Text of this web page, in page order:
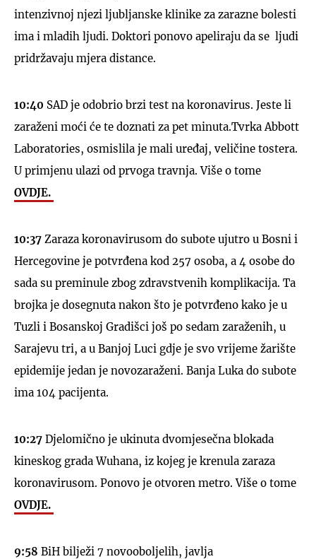
intenzivnoj njezi ljubljanske klinike za zarazne bolesti
ima i mladih ljudi. Doktori ponovo apeliraju da se ljudi
pridržavaju mjera distance.
10:40 SAD je odobrio brzi test na koronavirus. Jeste li
zaraženi moći će te doznati za pet minuta.Tvrka Abbott
Laboratories, osmislila je mali uređaj, veličine tostera.
U primjenu ulazi od prvoga travnja. Više o tome
OVDJE.
10:37 Zaraza koronavirusom do subote ujutro u Bosni i
Hercegovine je potvrđena kod 257 osoba, a 4 osobe do
sada su preminule zbog zdravstvenih komplikacija. Ta
brojka je dosegnuta nakon što je potvrđeno kako je u
Tuzli i Bosanskoj Gradišci još po sedam zaraženih, u
Sarajevu tri, a u Banjoj Luci gdje je svo vrijeme žarište
epidemije jedan je novozaraženi. Banja Luka do subote
ima 104 pacijenta.
10:27 Djelomično je ukinuta dvomjesečna blokada
kineskog grada Wuhana, iz kojeg je krenula zaraza
koronavirusom. Ponovo je otvoren metro. Više o tome
OVDJE.
9:58 BiH bilježi 7 novooboljelih, javlja